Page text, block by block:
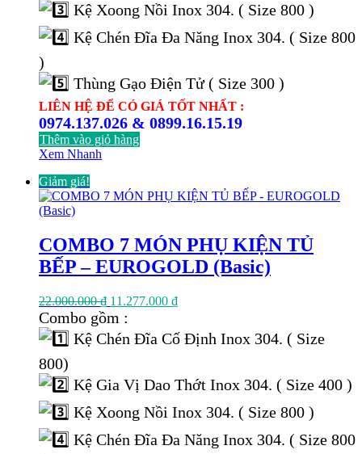
Kệ Xoong Nồi Inox 304. ( Size 800 )
Kệ Chén Đĩa Đa Năng Inox 304. ( Size 800
)
Thùng Gạo Điện Tử ( Size 300 )
LIÊN HỆ ĐỂ CÓ GIÁ TỐT NHẤT :
0974.137.026 & 0899.16.15.19
Thêm vào giỏ hàng
Xem Nhanh
Giảm giá!
COMBO 7 MÓN PHỤ KIỆN TỦ
BẾP – EUROGOLD (Basic)
22.000.000₫ Giá
gốc
22.000.000 ₫.
11.277.000 ₫Giá
tại
là:
Combo gồm :
Kệ Chén Đĩa Cố Định Inox 304. ( Size
800)
Kệ Gia Vị Dao Thớt Inox 304. ( Size 400 )
Kệ Xoong Nồi Inox 304. ( Size 800 )
Kệ Chén Đĩa Đa Năng Inox 304. ( Size 800